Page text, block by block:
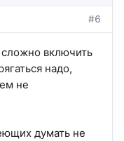
#6
включить
надо,
не
думать не